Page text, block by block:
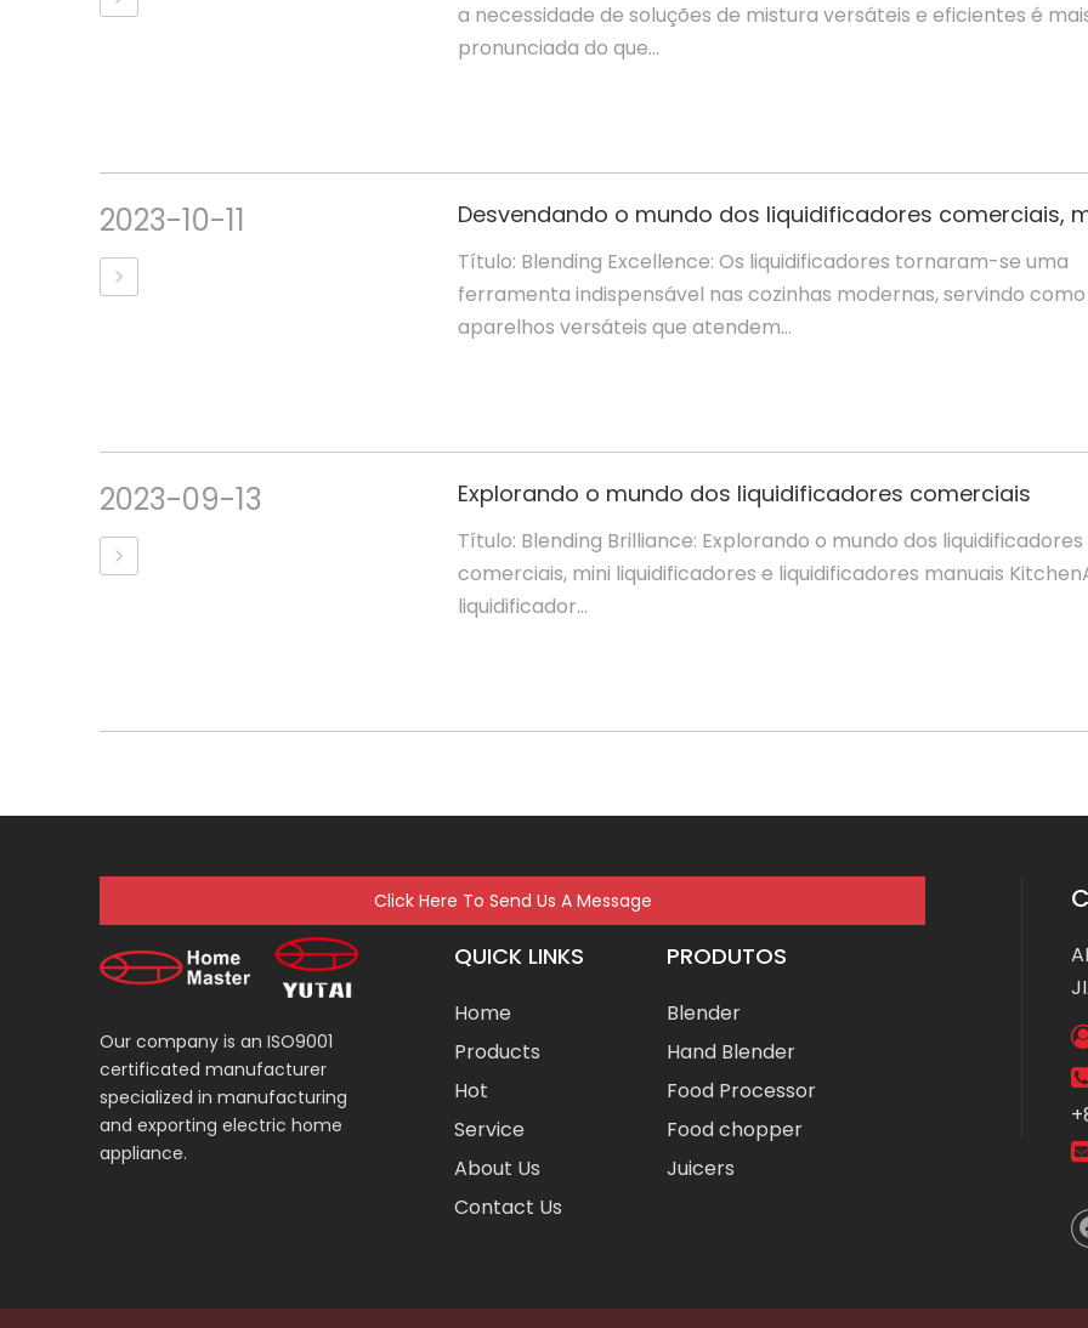
a necessidade de soluções de mistura versáteis e eficientes é
pronunciada do que...
2023-10-11
Título: Blending Excellence: Os liquidificadores tornaram-se uma
ferramenta indispensável nas cozinhas modernas, servindo como
aparelhos versáteis que atendem...
2023-09-13 Explorando o mundo dos liquidificadores comerciais
Título: Blending Brilliance: Explorando o mundo dos liquidificadores
comerciais, mini liquidificadores e liquidificadores manuais
liquidificador...
Click Here To Send Us A Message
Our company is an ISO9001
certificated manufacturer
specialized in manufacturing
and exporting electric home
appliance.
QUICK LINKS
Home
Products
Hot
Service
About Us
Contact Us
PRODUTOS
Blender
Hand Blender
Food Processor
Food chopper
Juicers